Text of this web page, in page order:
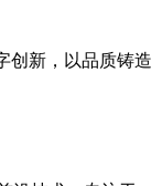
创新，以品质铸造